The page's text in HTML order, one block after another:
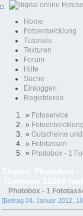
Home
Fotoentwicklung
Tutorials
Texturen
Forum
Hilfe
Suche
Einloggen
Registrieren
» Fotoservice
»
» Gutscheine
» Fototassen
» Photobox - 1
Photobox - 1
[Beitrag 04. Januar 2012,